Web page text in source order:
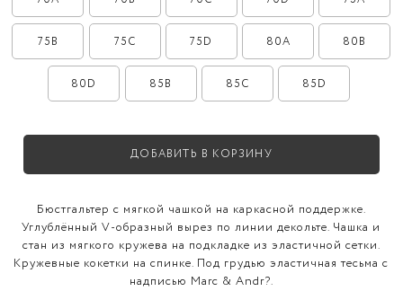
75B 75C 75D 80A 80B
80D 85B 85C 85D
ДОБАВИТЬ В КОРЗИНУ
Бюстгальтер с мягкой чашкой на каркасной поддержке.
Углублённый V-образный вырез по линии декольте. Чашка и
стан из мягкого кружева на подкладке из эластичной сетки.
Кружевные кокетки на спинке. Под грудью эластичная тесьма с
надписью Marc & Andr?.